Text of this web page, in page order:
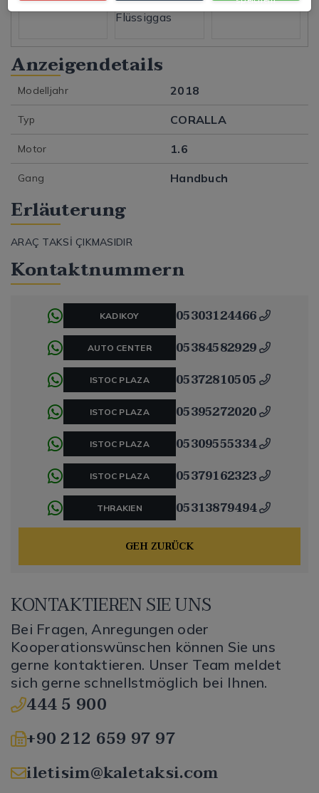
1.000.000 km
Benzin und
Flüssiggas
Anzeigendetails
Modelljahr 2018
Typ CORALLA
Motor 1.6
Gang Handbuch
Erläuterung
ARAÇ TAKSİ ÇIKMASIDIR
Kontaktnummern
KADIKOY 05303124466
AUTO CENTER 05384582929
ISTOC PLAZA 05372810505
ISTOC PLAZA 05395272020
ISTOC PLAZA 05309555334
ISTOC PLAZA 05379162323
THRAKIEN 05313879494
GEH ZURÜCK
KONTAKTIEREN SIE UNS
Bei Fragen, Anregungen oder
Kooperationswünschen können Sie uns
gerne kontaktieren. Unser Team meldet
sich gerne schnellstmöglich bei Ihnen.
444 5 900
+90 212 659 97 97
iletisim@kaletaksi.com